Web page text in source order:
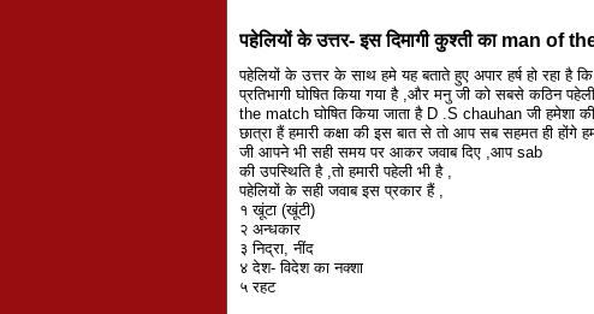
पहेलियों के उत्तर- इस दिमागी कुश्ती का man of
पहेलियों के उत्तर के साथ हमे यह बताते हुए अपार हर्ष हो रहा है
प्रतिभागी घोषित किया गया है ,और मनु जी को सबसे कठिन
the match घोषित किया जाता है D .S chauhan जी हमेशा
छात्रा हैं हमारी कक्षा की इस बात से तो आप सब सहमत ही होंगे
जी आपने भी सही समय पर आकर जवाब दिए ,आप sab
की उपस्थिति है ,तो हमारी पहेली भी है ,
पहेलियों के सही जवाब इस प्रकार हैं ,
१ खूंटा (खूंटी)
२ अन्धकार
३ निद्रा, नींद
४ देश- विदेश का नक्शा
५ रहट